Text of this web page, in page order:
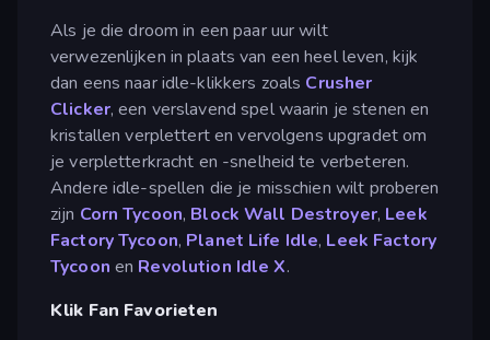
Als je die droom in een paar uur wilt
verwezenlijken in plaats van een heel leven, kijk
dan eens naar idle-klikkers zoals Crusher
Clicker, een verslavend spel waarin je stenen en
kristallen verplettert en vervolgens upgradet om
je verpletterkracht en -snelheid te verbeteren.
Andere idle-spellen die je misschien wilt proberen
zijn Corn Tycoon, Block Wall Destroyer, Leek
Factory Tycoon, Planet Life Idle, Leek Factory
Tycoon en Revolution Idle X.
Klik Fan Favorieten